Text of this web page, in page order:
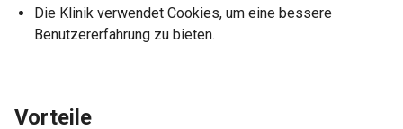
Die Klinik verwendet Cookies, um eine bessere
Benutzererfahrung zu bieten.
Vorteile